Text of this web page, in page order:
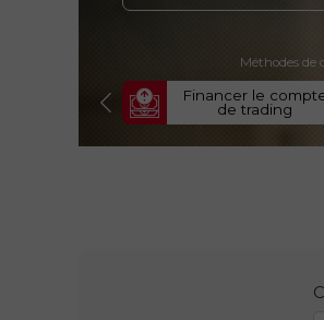
Méthodes de
Financer le
de trading